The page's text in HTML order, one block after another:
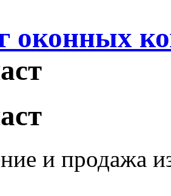
оконных
и продажа